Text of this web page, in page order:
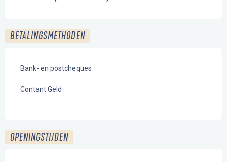
BETALINGSMETHODEN
Bank- en postcheques
Contant Geld
OPENINGSTIJDEN